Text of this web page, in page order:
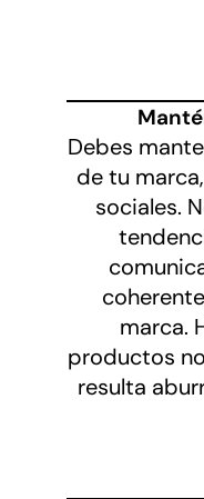
Debes
de tu
sociales.
marca.
productos
resulta